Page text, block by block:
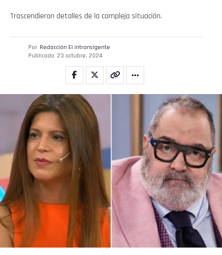
Trascendieron detalles de la compleja situación.
Por Redacción El intransigente
Publicado 23 octubre, 2024